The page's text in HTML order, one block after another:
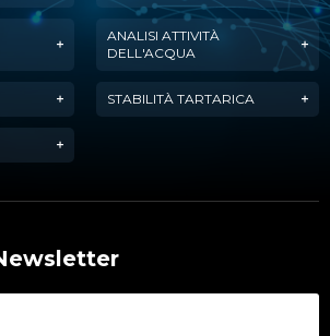
ANALISI ATTIVITÀ
DELL'ACQUA
STABILITÀ TARTARICA